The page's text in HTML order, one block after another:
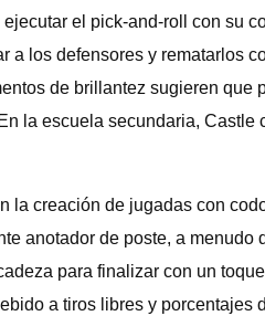
el pick-and-roll con su
los defensores y rematarlos
de brillantez sugieren que
la escuela secundaria,
creación de jugadas con
anotador de poste, a
para finalizar con un
a tiros libres y porcentajes